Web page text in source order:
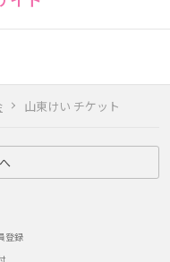
山東けい チケット
登録